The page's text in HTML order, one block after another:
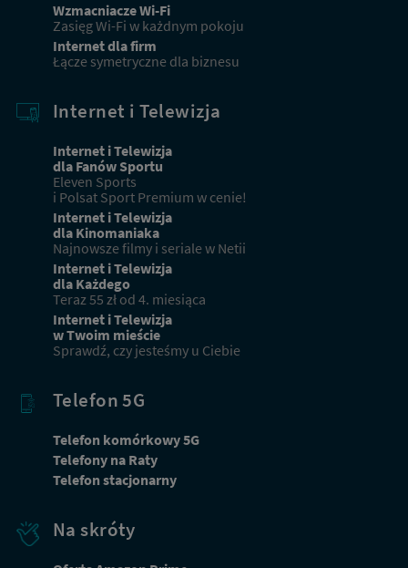
Wzmacniacze Wi-Fi
Zasięg Wi-Fi w każdnym pokoju
Internet dla firm
Łącze symetryczne dla biznesu
Internet i Telewizja
Internet i Telewizja
dla Fanów Sportu
Eleven Sports
i Polsat Sport Premium w cenie!
Internet i Telewizja
dla Kinomaniaka
Najnowsze filmy i seriale w Netii
Internet i Telewizja
dla Każdego
Teraz 55 zł od 4. miesiąca
Internet i Telewizja
w Twoim mieście
Sprawdź, czy jesteśmy u Ciebie
Telefon 5G
Telefon komórkowy 5G
Telefony na Raty
Telefon stacjonarny
Na skróty